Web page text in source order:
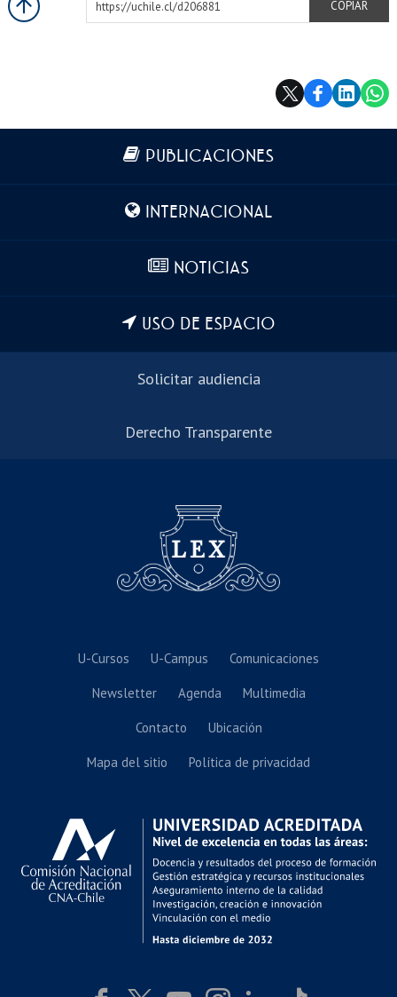
https://uchile.cl/d206881
COPIAR
Más información
PUBLICACIONES
INTERNACIONAL
NOTICIAS
USO DE ESPACIO
Solicitar audiencia
Derecho Transparente
U-Cursos U-Campus Comunicaciones
Newsletter Agenda Multimedia
Contacto Ubicación
Mapa del sitio Política de privacidad